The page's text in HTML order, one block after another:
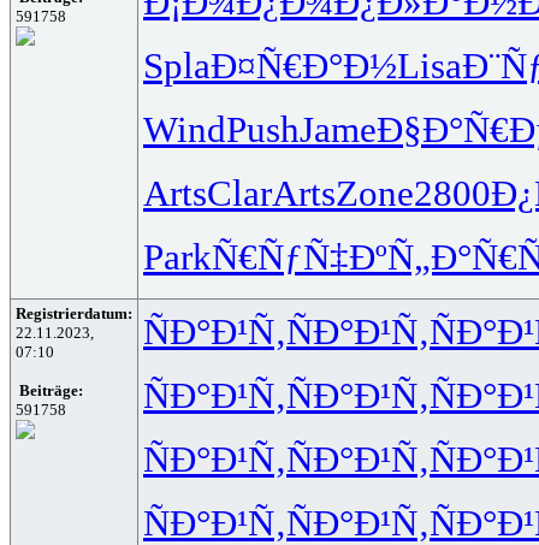
591758
SplaÐ¤Ñ€Ð°Ð½Lisa
WindPushJame
ArtsClarArtsZone2800
ParkÑ€ÑƒÑ‡Ðº
Registrierdatum:
22.11.2023,
07:10
Beiträge:
591758
ÑÐ°Ð¹Ñ‚ÑÐ°Ð¹Ñ‚
ÑÐ°Ð¹Ñ‚ÑÐ°Ð¹Ñ‚
ÑÐ°Ð¹Ñ‚ÑÐ°Ð¹Ñ‚
ÑÐ°Ð¹Ñ‚ÑÐ°Ð¹Ñ‚